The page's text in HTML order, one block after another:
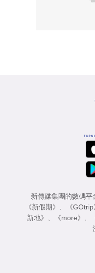
新傳媒集團的數碼
《新假期》
《GOtrip
新地》
《more》